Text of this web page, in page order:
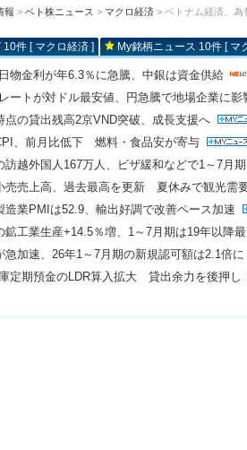
報 > ベト株ニュース > マクロ経済 > ベトナム経済、為
10件 [ マクロ経済 ] My銘柄ニュース 10件 [ マ
物金利が年6.3％に急騰、中銀は資金供給
ートが対ドル最安値、円急騰で地場企業に影
点の貸出残高2京VND突破、成長支援へ
、前月比低下 燃料・食品安が寄与
訪越外国人167万人、ビザ緩和などで1～7月期
売売上高、過去最高を更新 夏休みで観光需
造業PMIは52.9、輸出好調で改善ペース加速
鉱工業生産+14.5％増、1～7月期は19年以降
急加速、26年1～7月期の新規認可額は2.1倍に
定期預金のLDR算入拡大 貸出余力を後押し